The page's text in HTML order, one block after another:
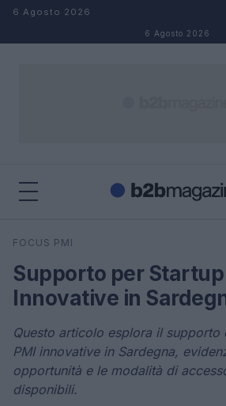
Salta al contenuto
6 Agosto 2026
6 Agosto 2026
Cerca
FOCUS PMI
Supporto per Startup
Innovative in
Questo articolo esplora il supporto
PMI innovative in Sardegna,
opportunità e le modalità di
disponibili.